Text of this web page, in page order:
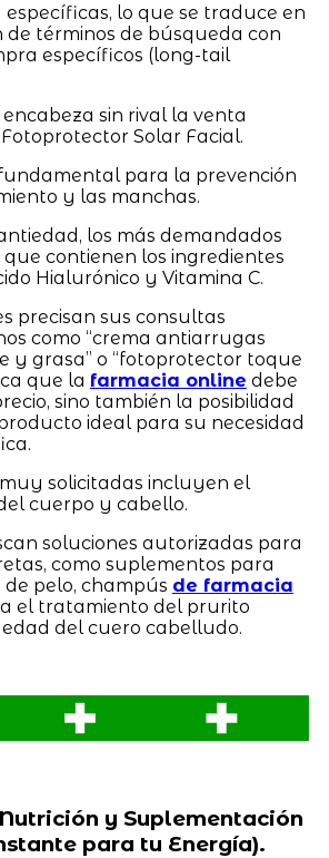
lo que se traduce en
términos de búsqueda con
específicos (long-tail
sin rival la venta
Solar Facial.
para la prevención
y las manchas.
los más demandados
contienen los ingredientes
Hialurónico y Vitamina C.
precisan sus consultas
como “crema antiarrugas
y grasa” o “fotoprotector toque
que la farmacia online debe
sino también la posibilidad
ideal para su necesidad
solicitadas incluyen el
cuerpo y cabello.
soluciones autorizadas para
como suplementos para
pelo, champús de farmacia
el tratamiento del prurito
del cuero cabelludo.
y Suplementación
para tu Energía).